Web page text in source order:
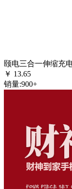
颐电三合一伸缩充
￥ 13.65
销量:900+